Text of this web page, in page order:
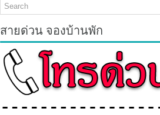
สายด่วน จองบ้านพัก